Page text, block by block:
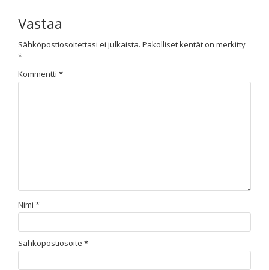
Vastaa
Sähköpostiosoitettasi ei julkaista. Pakolliset kentät on merkitty
*
Kommentti *
Nimi *
Sähköpostiosoite *